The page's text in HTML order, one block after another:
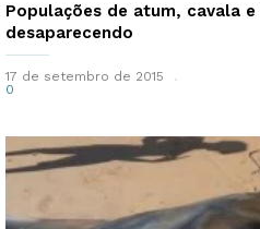
Populações de atum, cavala
desaparecendo
17 de setembro de 2015
0